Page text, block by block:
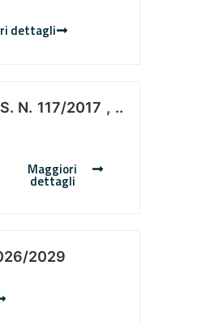
dettagli
N. 117/2017 , ..
Maggiori
dettagli
2029